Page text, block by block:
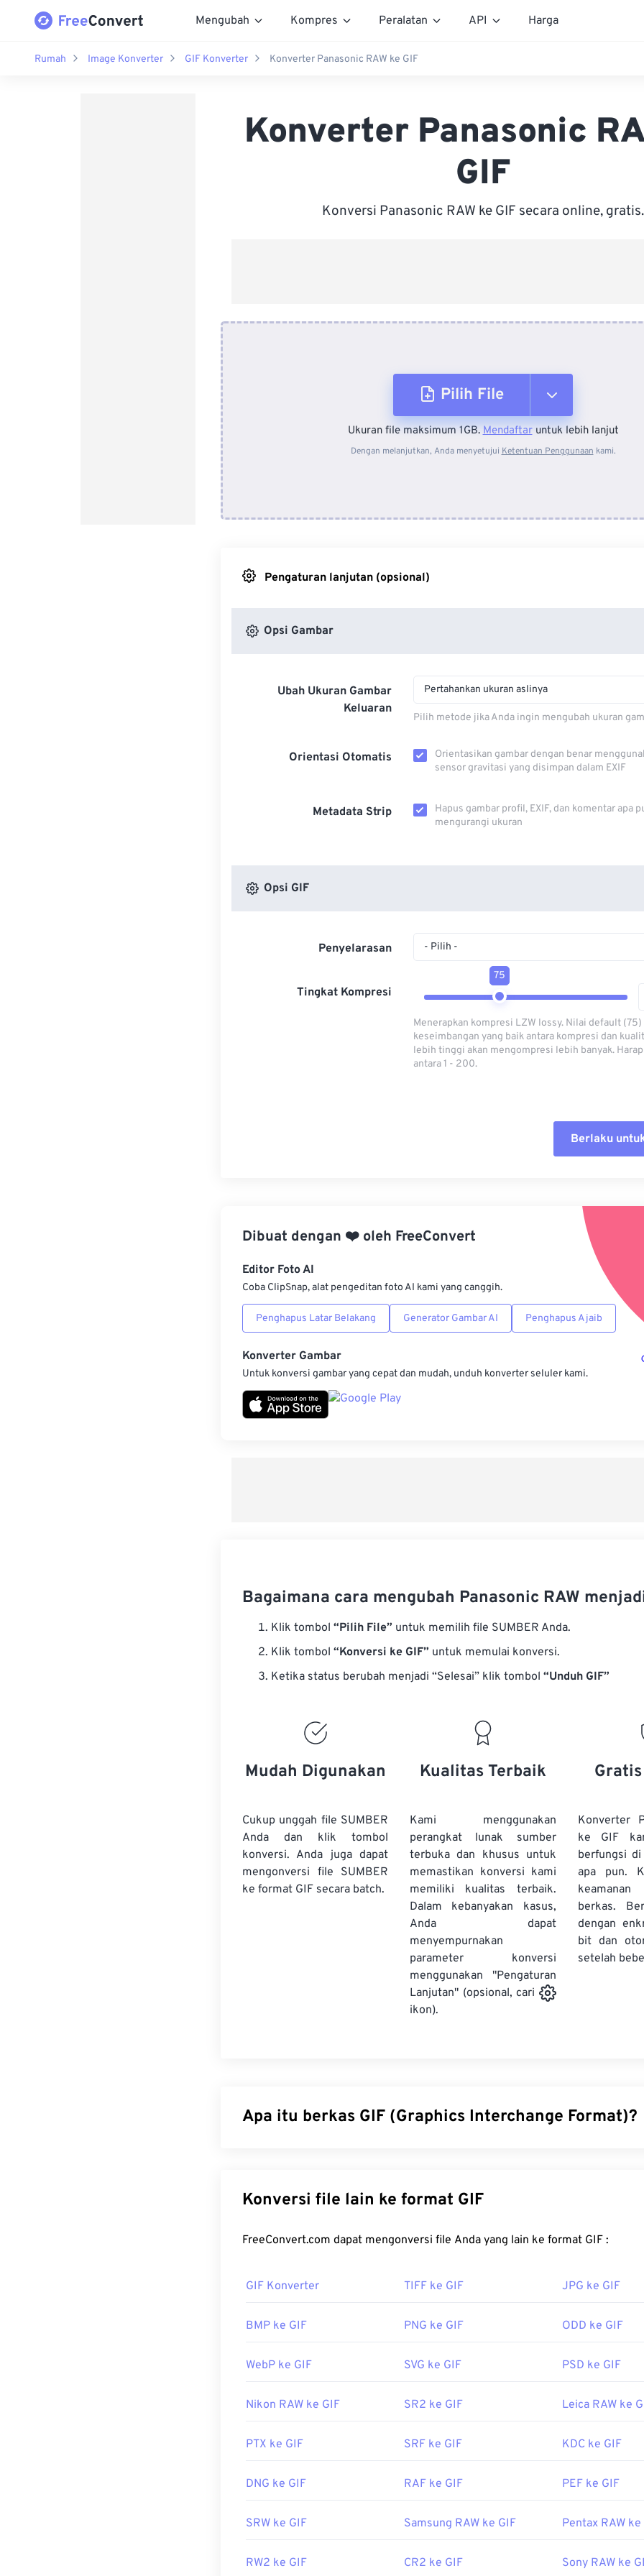
Mengubah Kompres Peralatan API Harga
Rumah Image Konverter GIF Konverter Konverter Panasonic RAW ke GIF
Konverter Panasonic
GIF
Konversi Panasonic RAW ke GIF secara online, gratis.
Pilih File
Dari Perangkat
Ukuran file maksimum 1GB.Mendaftaruntuk lebih lanjut
Dengan melanjutkan, Anda menyetujui Ketentuan Penggunaan kami.
Pengaturan lanjutan (opsional)
Opsi Gambar
Ubah Ukuran Gambar
Keluaran
Pertahankan ukuran aslinya
Pilih metode jika Anda ingin mengubah ukuran
Orientasi Otomatis
Orientasikan gambar dengan benar
sensor gravitasi yang disimpan dalam EXIF
Metadata Strip
Hapus gambar profil, EXIF, dan komentar apa
mengurangi ukuran
Opsi GIF
Penyelarasan - Pilih -
Tingkat Kompresi
75
Menerapkan kompresi LZW lossy. Nilai default
keseimbangan yang baik antara kompresi dan
lebih tinggi akan mengompresi lebih banyak.
antara 1 - 200.
Berlaku
Dibuat dengan ❤️ oleh FreeConvert
Editor Foto AI
Coba ClipSnap, alat pengeditan foto AI kami yang canggih.
Penghapus Latar Belakang Generator Gambar AI Penghapus Ajaib
Konverter Gambar
Untuk konversi gambar yang cepat dan mudah, unduh konverter seluler kami.
Bagaimana cara mengubah Panasonic RAW
Klik tombol “Pilih File” untuk memilih file SUMBER Anda.
Klik tombol “Konversi ke GIF” untuk memulai konversi.
Ketika status berubah menjadi “Selesai” klik tombol “Unduh GIF”
Mudah Digunakan
Cukup unggah file SUMBER
Anda dan klik tombol
konversi. Anda juga dapat
mengonversi file SUMBER
ke format GIF secara batch.
Kualitas Terbaik
Kami menggunakan
perangkat lunak sumber
terbuka dan khusus untuk
memastikan konversi kami
memiliki kualitas terbaik.
Dalam kebanyakan kasus,
Anda dapat
menyempurnakan
parameter konversi
menggunakan "Pengaturan
Lanjutan" (opsional, cari
ikon).
Konverter
ke GIF
berfungsi
apa pun.
berkas.
dengan
bit dan
setelah
Apa itu berkas GIF (Graphics Interchange Format)?
format berkasBMP yang tidak terkompresi, GIF menggunakan
mendukung animasi tanpa audio. Penggunaan GIF yang paling umum adalah
di internet.
Bagaimana cara membuka berkas GIF?
dibandingkan format gambar lain, seperti PNG. Selain itu, GIF dapat dibuka di
Flash.
GIF dapat dibuka dengan mudah di hampir semua aplikasi penampil gambar,
Photoshop. Di Windows, buka GIF denganMicrosoft Photos , Adobe
termasukAdobe Illustrator
Dikembangkan oleh:
CompuServe, Inc.
Konversi file lain ke format GIF
FreeConvert.com dapat mengonversi file Anda yang lain ke format GIF :
GIF Konverter TIFF ke GIF JPG ke GIF
BMP ke GIF PNG ke GIF ODD ke GIF
WebP ke GIF SVG ke GIF PSD ke GIF
Nikon RAW ke GIF SR2 ke GIF Leica RAW ke
PTX ke GIF SRF ke GIF KDC ke GIF
DNG ke GIF RAF ke GIF PEF ke GIF
SRW ke GIF Samsung RAW ke GIF Pentax RAW ke
RW2 ke GIF CR2 ke GIF Sony RAW ke